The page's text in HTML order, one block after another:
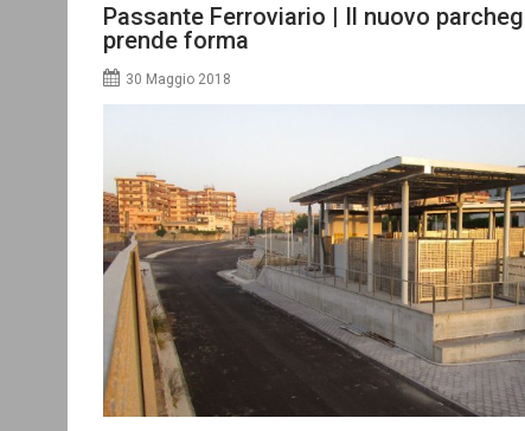
Passante Ferroviario | Il nuovo
prende forma
30 Maggio 2018